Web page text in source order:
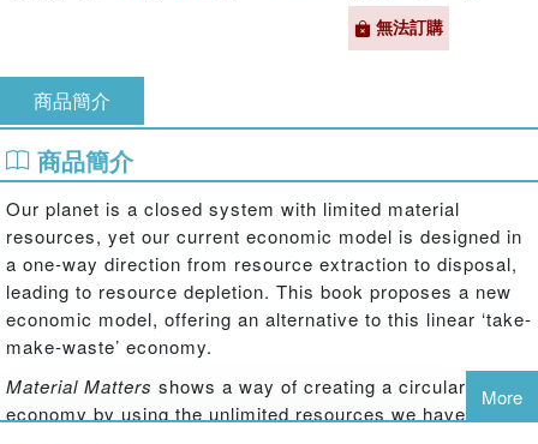
無法訂購
商品簡介
商品簡介
Our planet is a closed system with limited material
resources, yet our current economic model is designed in
a one-way direction from resource extraction to disposal,
leading to resource depletion. This book proposes a new
economic model, offering an alternative to this linear ‘take-
make-waste’ economy.
Material Matters shows a way of creating a circular
economy by using the unlimited resources we have:
More